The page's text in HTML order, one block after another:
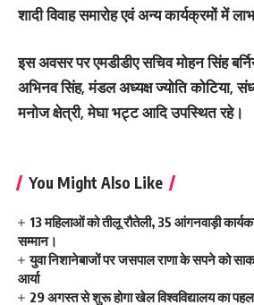
शादी विवाह समारोह एवं अन्य कार्यक्रमों में
इस अवसर पर एमडीडीए सचिव मोहन सिंह
अभिनव सिंह, मंडल अध्यक्ष ज्योति कोटिया,
मनोज क्षेत्री, मेघा भट्ट आदि उपस्थित रहे।
You Might Also Like
13 महिलाओं को तीलू रौतेली, 35 आंगनवाड़ी
सम्मान।
युवा निशानेबाजों पर जसपाल राणा के सपने को
आर्या
29 अगस्त से शुरू होगा खेल विश्वविद्यालय का